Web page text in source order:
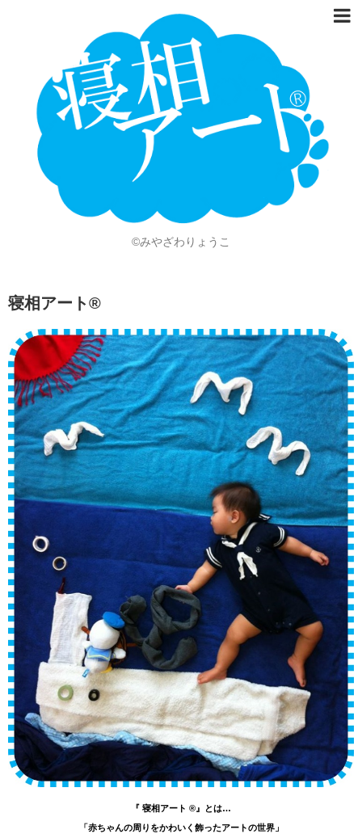
©みやざわりょうこ
寝相アート®
『 寝相アート ®』とは…
「赤ちゃんの周りをかわいく飾ったアートの世界」
Language
開催情報
動画
ニュース
お問い合わせ
知的財産権